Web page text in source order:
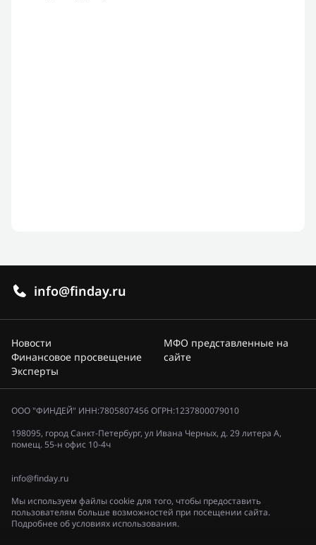
info@finday.ru
Новости
Финансовое просвещение
Эксперты
МФО представленные на
сайте
ООО "ФИНДЕЙ" ИНН:7805807456 ОГРН:1237800079010
198095, город Санкт-Петербург, ул Ивана Черных, д. 29 литера А,
помещ. 55-н офис 10-4ч
info@finday.ru
Мы используем файлы cookie для того, чтобы предоставить
пользователям больше возможностей при посещении сайта.
Подробнее об условиях использования.